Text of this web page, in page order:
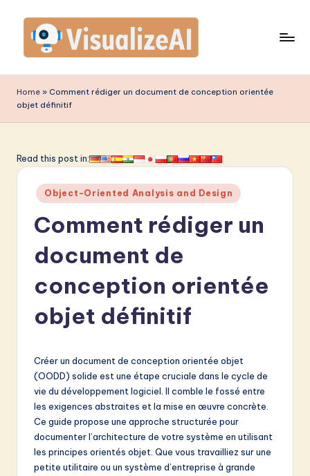
content
is
u
li
A
L
Home » Comment rédiger un document de conception orientée
objet définitif
Read this post in:
Posted
in
Object-Oriented Analysis and Design
Comment rédiger un
document de
conception orientée
objet définitif
Créer un document de conception orientée objet
(OODD) solide est une étape cruciale dans le cycle de
vie du développement logiciel. Il comble le fossé entre
les exigences abstraites et la mise en œuvre concrète.
Ce guide propose une approche structurée pour
documenter l’architecture de votre système en utilisant
les principes orientés objet. Que vous travailliez sur une
petite utilitaire ou un système d’entreprise à grande